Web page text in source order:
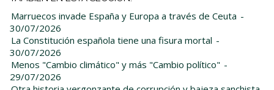
Marruecos invade España y Europa a través de Ceuta -
30/07/2026
La Constitución española tiene una fisura mortal -
30/07/2026
Menos "Cambio climático" y más "Cambio político" -
29/07/2026